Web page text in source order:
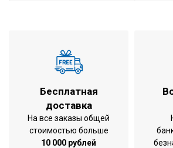
Расход воздуха (Выс./Ср./Низк.),
скорость), дБ(А)
Уровень шума наружного блока,
дБ(А)
Бесплатная
доставка
На все заказы общей
стоимостью больше
10 000 рублей